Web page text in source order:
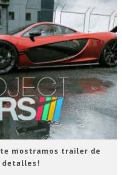
te mostramos trailer de
detalles!